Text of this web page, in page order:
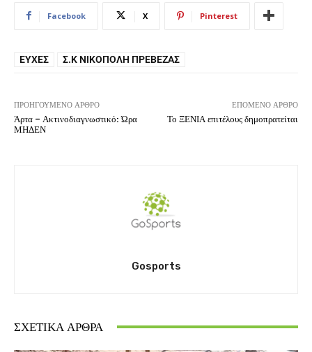
Facebook X Pinterest
ΕΥΧΈΣ Σ.Κ ΝΙΚΌΠΟΛΗ ΠΡΈΒΕΖΑΣ
ΠΡΟΗΓΟΎΜΕΝΟ ΆΡΘΡΟ
Άρτα – Ακτινοδιαγνωστικό: Ώρα
ΜΗΔΕΝ
ΕΠΌΜΕΝΟ ΆΡΘΡΟ
Το ΞΕΝΙΑ επιτέλους δημοπρατείται
Gosports
ΣΧΕΤΙΚΆ ΆΡΘΡΑ